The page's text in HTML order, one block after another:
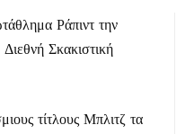
Ράπιντ την
Σκακιστική
τίτλους Μπλιτζ τα